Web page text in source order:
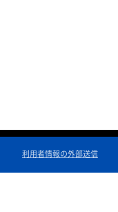
利用者情報の外部送信